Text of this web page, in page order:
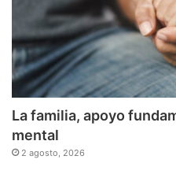
La familia, apoyo
mental
2 agosto, 2026